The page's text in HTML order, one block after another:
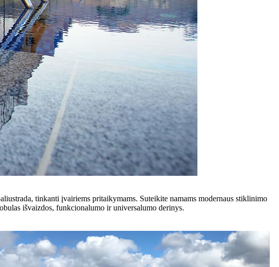
tinkanti įvairiems pritaikymams. Suteikite namams modernaus stiklinimo
išvaizdos, funkcionalumo ir universalumo derinys.